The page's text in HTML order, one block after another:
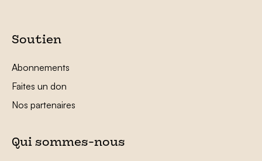
Soutien
Abonnements
Faites un don
Nos partenaires
Qui sommes-nous